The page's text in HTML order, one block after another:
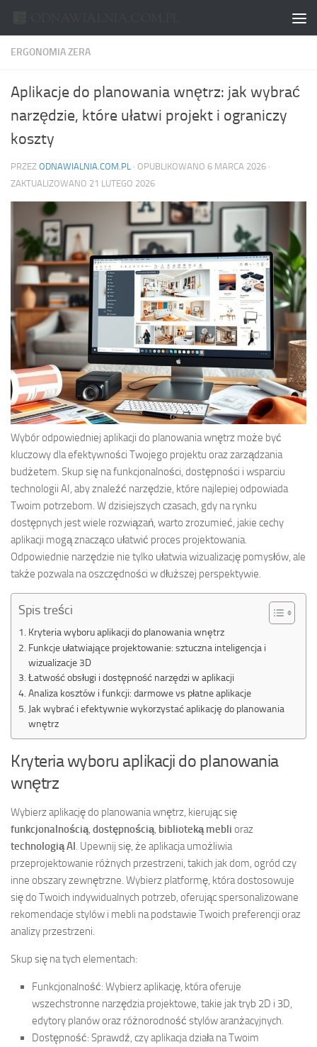
ERGONOMIA ZERA
Aplikacje do planowania wnętrz: jak wybrać
narzędzie, które ułatwi projekt i ograniczy
koszty
PRZEZ ODNAWIALNIA.COM.PL · OPUBLIKOWANO 6 MARCA 2026 ·
ZAKTUALIZOWANO 21 LUTEGO 2026
Wybór odpowiedniej aplikacji do planowania wnętrz może być
kluczowy dla efektywności Twojego projektu oraz zarządzania
budżetem. Skup się na funkcjonalności, dostępności i wsparciu
technologii AI, aby znaleźć narzędzie, które najlepiej odpowiada
Twoim potrzebom. W dzisiejszych czasach, gdy na rynku
dostępnych jest wiele rozwiązań, warto zrozumieć, jakie cechy
aplikacji mogą znacząco ułatwić proces projektowania.
Odpowiednie narzędzie nie tylko ułatwia wizualizację pomysłów, ale
także pozwala na oszczędności w dłuższej perspektywie.
Spis treści
Kryteria wyboru aplikacji do planowania wnętrz
Funkcje ułatwiające projektowanie: sztuczna inteligencja i
wizualizacje 3D
Łatwość obsługi i dostępność narzędzi w aplikacji
Analiza kosztów i funkcji: darmowe vs płatne aplikacje
Jak wybrać i efektywnie wykorzystać aplikację do planowania
wnętrz
Kryteria wyboru aplikacji do planowania
wnętrz
Wybierz aplikację do planowania wnętrz, kierując się
funkcjonalnością dostępnością biblioteką mebli oraz
technologią AI . Upewnij się, że aplikacja umożliwia
przeprojektowanie różnych przestrzeni, takich jak dom, ogród czy
inne obszary zewnętrzne. Wybierz platformę, która dostosowuje
się do Twoich indywidualnych potrzeb, oferując spersonalizowane
rekomendacje stylów i mebli na podstawie Twoich preferencji oraz
analizy przestrzeni.
Skup się na tych elementach:
Funkcjonalność: Wybierz aplikację, która oferuje
wszechstronne narzędzia projektowe, takie jak tryb 2D i 3D,
edytory planów oraz różnorodność stylów aranżacyjnych.
Dostępność: Sprawdź, czy aplikacja działa na Twoim